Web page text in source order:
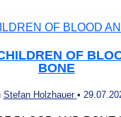
OF
BONE
Stefan Holzhauer •